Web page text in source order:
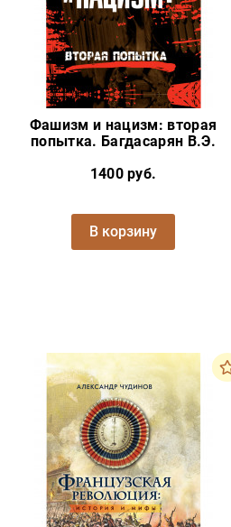
Фашизм и нацизм: вторая
попытка. Багдасарян В.Э.
1400 руб.
В корзину